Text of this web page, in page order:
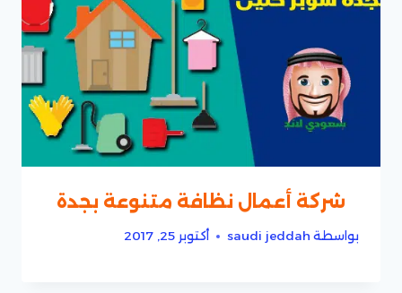
شركة أعمال نظافة متنوعة بجدة
بواسطة saudi jeddah أكتوبر 25, 2017